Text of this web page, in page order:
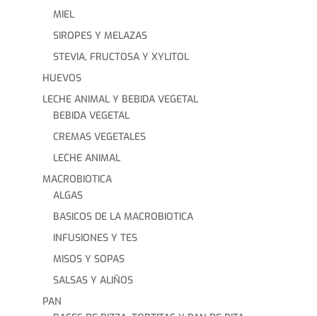
MIEL
SIROPES Y MELAZAS
STEVIA, FRUCTOSA Y XYLITOL
HUEVOS
LECHE ANIMAL Y BEBIDA VEGETAL
BEBIDA VEGETAL
CREMAS VEGETALES
LECHE ANIMAL
MACROBIOTICA
ALGAS
BASICOS DE LA MACROBIOTICA
INFUSIONES Y TES
MISOS Y SOPAS
SALSAS Y ALIÑOS
PAN